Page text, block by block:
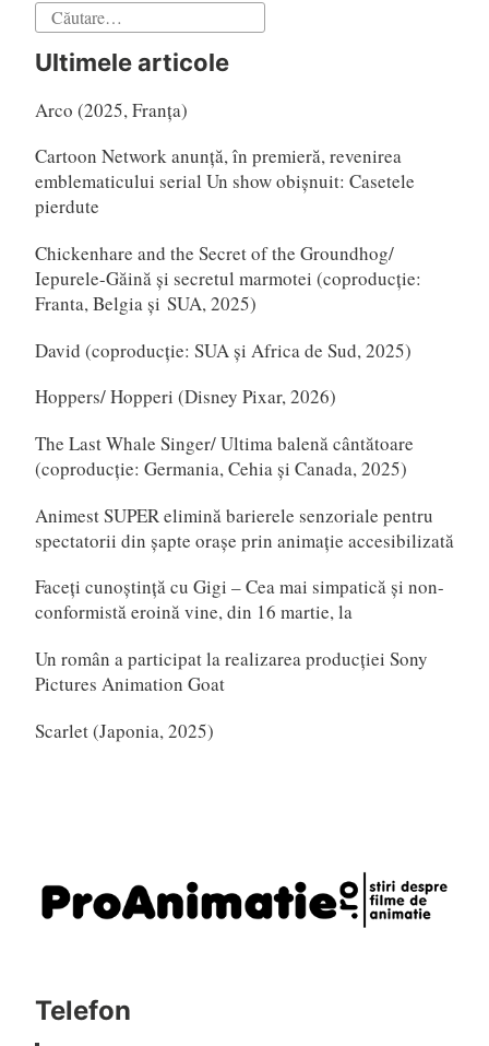
Caută
Ultimele articole
Arco (2025, Franța)
Cartoon Network anunță, în premieră, revenirea
emblematicului serial Un show obișnuit: Casetele
pierdute
Chickenhare and the Secret of the Groundhog/
Iepurele-Găină și secretul marmotei (coproducție:
Franta, Belgia și SUA, 2025)
David (coproducție: SUA și Africa de Sud, 2025)
Hoppers/ Hopperi (Disney Pixar, 2026)
The Last Whale Singer/ Ultima balenă cântătoare
(coproducție: Germania, Cehia și Canada, 2025)
Animest SUPER elimină barierele senzoriale pentru
spectatorii din șapte orașe prin animație accesibilizată
Faceți cunoștință cu Gigi – Cea mai simpatică și non-
conformistă eroină vine, din 16 martie, la
Un român a participat la realizarea producției Sony
Pictures Animation Goat
Scarlet (Japonia, 2025)
Telefon